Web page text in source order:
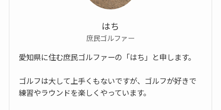
はち
庶民ゴルファー
愛知県に住む庶民ゴルファーの「はち」と申します。
ゴルフは大して上手くもないですが、ゴルフが好きで
練習やラウンドを楽しくやっています。